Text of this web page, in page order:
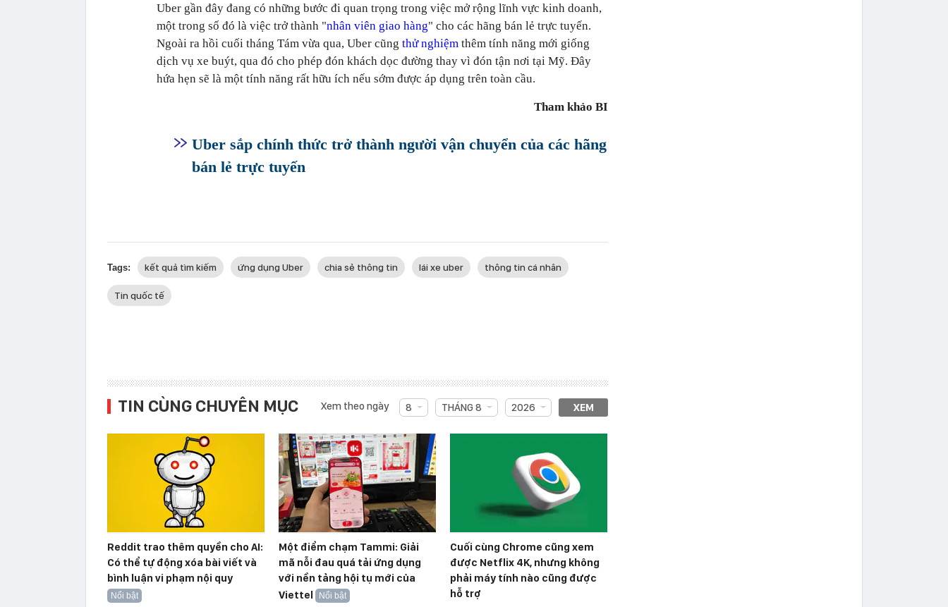
Uber gần đây đang có những bước đi quan trọng trong việc mở rộng lĩnh vực kinh doanh,
một trong số đó là việc trở thành "nhân viên giao hàng" cho các hãng bán lẻ trực tuyến.
Ngoài ra hồi cuối tháng Tám vừa qua, Uber cũng thử nghiệm thêm tính năng mới giống
dịch vụ xe buýt, qua đó cho phép đón khách dọc đường thay vì đón tận nơi tại Mỹ. Đây
hứa hẹn sẽ là một tính năng rất hữu ích nếu sớm được áp dụng trên toàn cầu.
Tham khảo BI
Uber sắp chính thức trở thành người vận chuyển của các hãng
bán lẻ trực tuyến
Tags: kết quả tìm kiếm ứng dụng Uber chia sẻ thông tin lái xe uber thông tin cá nhân
Tin quốc tế
TIN CÙNG CHUYÊN MỤC Xem theo ngày 8 THÁNG 8 2026 XEM
Reddit trao thêm quyền cho AI:
Có thể tự động xóa bài viết và
bình luận vi phạm nội quy
Nổi bật
Một điểm chạm Tammi: Giải
mã nỗi đau quá tải ứng dụng
với nền tảng hội tụ mới của
Viettel
Nổi bật
Cuối cùng Chrome cũng xem
được Netflix 4K, nhưng không
phải máy tính nào cũng được
hỗ trợ